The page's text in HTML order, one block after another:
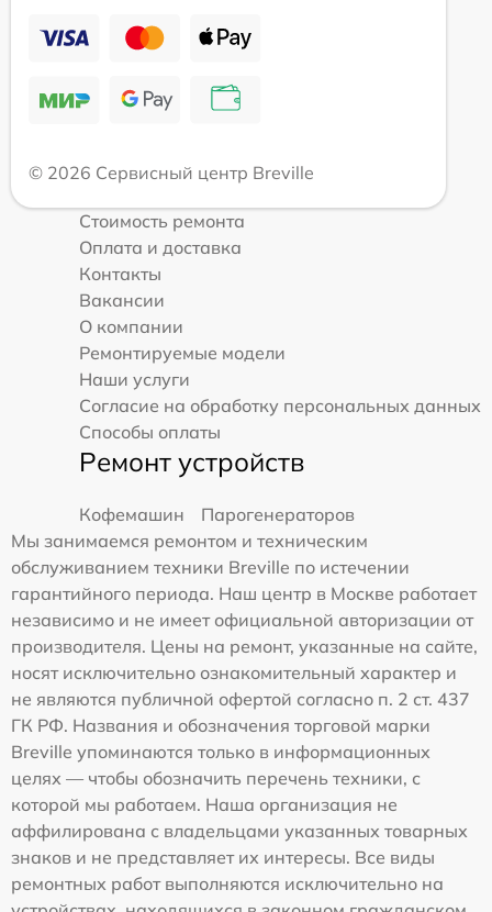
© 2026 Сервисный центр Breville
Стоимость ремонта
Оплата и доставка
Контакты
Вакансии
О компании
Ремонтируемые модели
Наши услуги
Согласие на обработку персональных данных
Способы оплаты
Ремонт устройств
Кофемашин
Парогенераторов
Мы занимаемся ремонтом и техническим
обслуживанием техники Breville по истечении
гарантийного периода. Наш центр в Москве работает
независимо и не имеет официальной авторизации от
производителя. Цены на ремонт, указанные на сайте,
носят исключительно ознакомительный характер и
не являются публичной офертой согласно п. 2 ст. 437
ГК РФ. Названия и обозначения торговой марки
Breville упоминаются только в информационных
целях — чтобы обозначить перечень техники, с
которой мы работаем. Наша организация не
аффилирована с владельцами указанных товарных
знаков и не представляет их интересы. Все виды
ремонтных работ выполняются исключительно на